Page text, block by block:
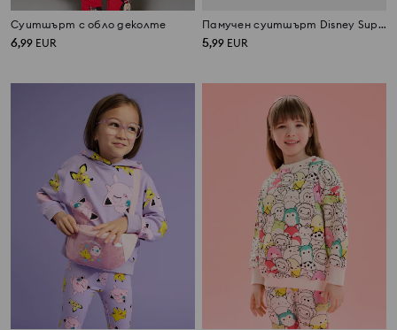
Суитшърт с обло деколте
6,99 EUR
Памучен суитшърт Disney SuperKitties
5,99 EUR